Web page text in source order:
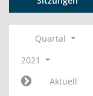
Quartal
2021
Aktuell